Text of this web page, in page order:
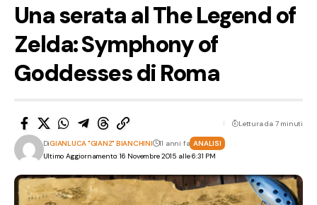
Una serata al The Legend of
Zelda: Symphony of
Goddesses di Roma
Ultimo Aggiornamento: 16 Novembre 2015 alle 6:31 PM
DiGIANLUCA "GIANZ" BIANCHINI 11 anni fa ANALISI
Lettura da 7 minuti